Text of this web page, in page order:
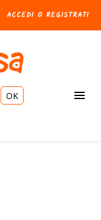
ACCEDI O REGISTRATI